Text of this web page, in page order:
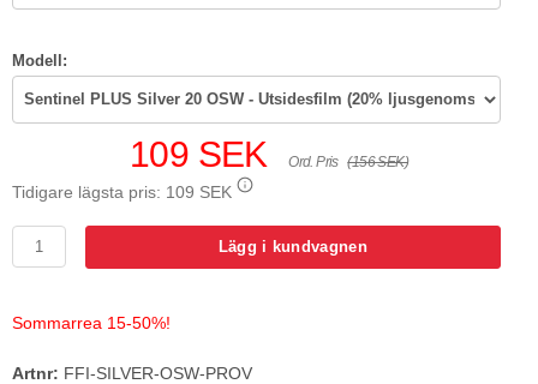
Modell:
109 SEK Ord. Pris (156 SEK)
Tidigare lägsta pris: 109 SEK
Lägg i kundvagnen
Sommarrea 15-50%!
Artnr: FFI-SILVER-OSW-PROV